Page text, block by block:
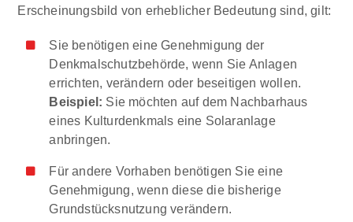
Erscheinungsbild von erheblicher Bedeutung sind, gilt:
Sie benötigen eine Genehmigung der
Denkmalschutzbehörde, wenn Sie Anlagen
errichten, verändern oder beseitigen wollen.
Beispiel: Sie möchten auf dem Nachbarhaus
eines Kulturdenkmals eine Solaranlage
anbringen.
Für andere Vorhaben benötigen Sie eine
Genehmigung, wenn diese die bisherige
Grundstücksnutzung verändern.